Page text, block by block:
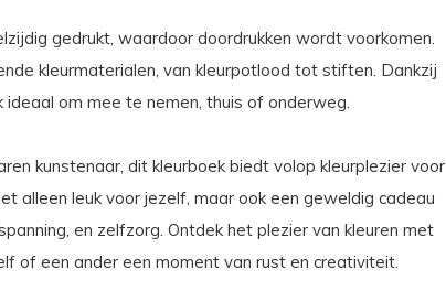
gedrukt, waardoor doordrukken wordt voorkomen.
kleurmaterialen, van kleurpotlood tot stiften. Dankzij
om mee te nemen, thuis of onderweg.
kunstenaar, dit kleurboek biedt volop kleurplezier voor
alleen leuk voor jezelf, maar ook een geweldig cadeau
en zelfzorg. Ontdek het plezier van kleuren met
of een ander een moment van rust en creativiteit.